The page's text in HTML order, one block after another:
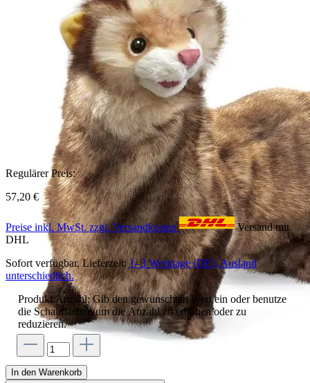
Regulärer Preis:
57,20 €
Preise inkl. MwSt. zzgl. Versandkosten
Versand mit
DHL
Sofort verfügbar, Lieferzeit:1–3 Werktage (DE), Ausland
unterschiedlich.
Produkt Anzahl: Gib den gewünschten Wert ein oder benutze
die Schaltflächen um die Anzahl zu erhöhen oder zu
reduzieren.
In den Warenkorb